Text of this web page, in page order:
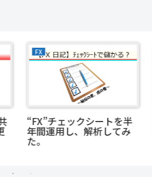
“FX”チェックシートを半
年間運用し、解析してみ
た。